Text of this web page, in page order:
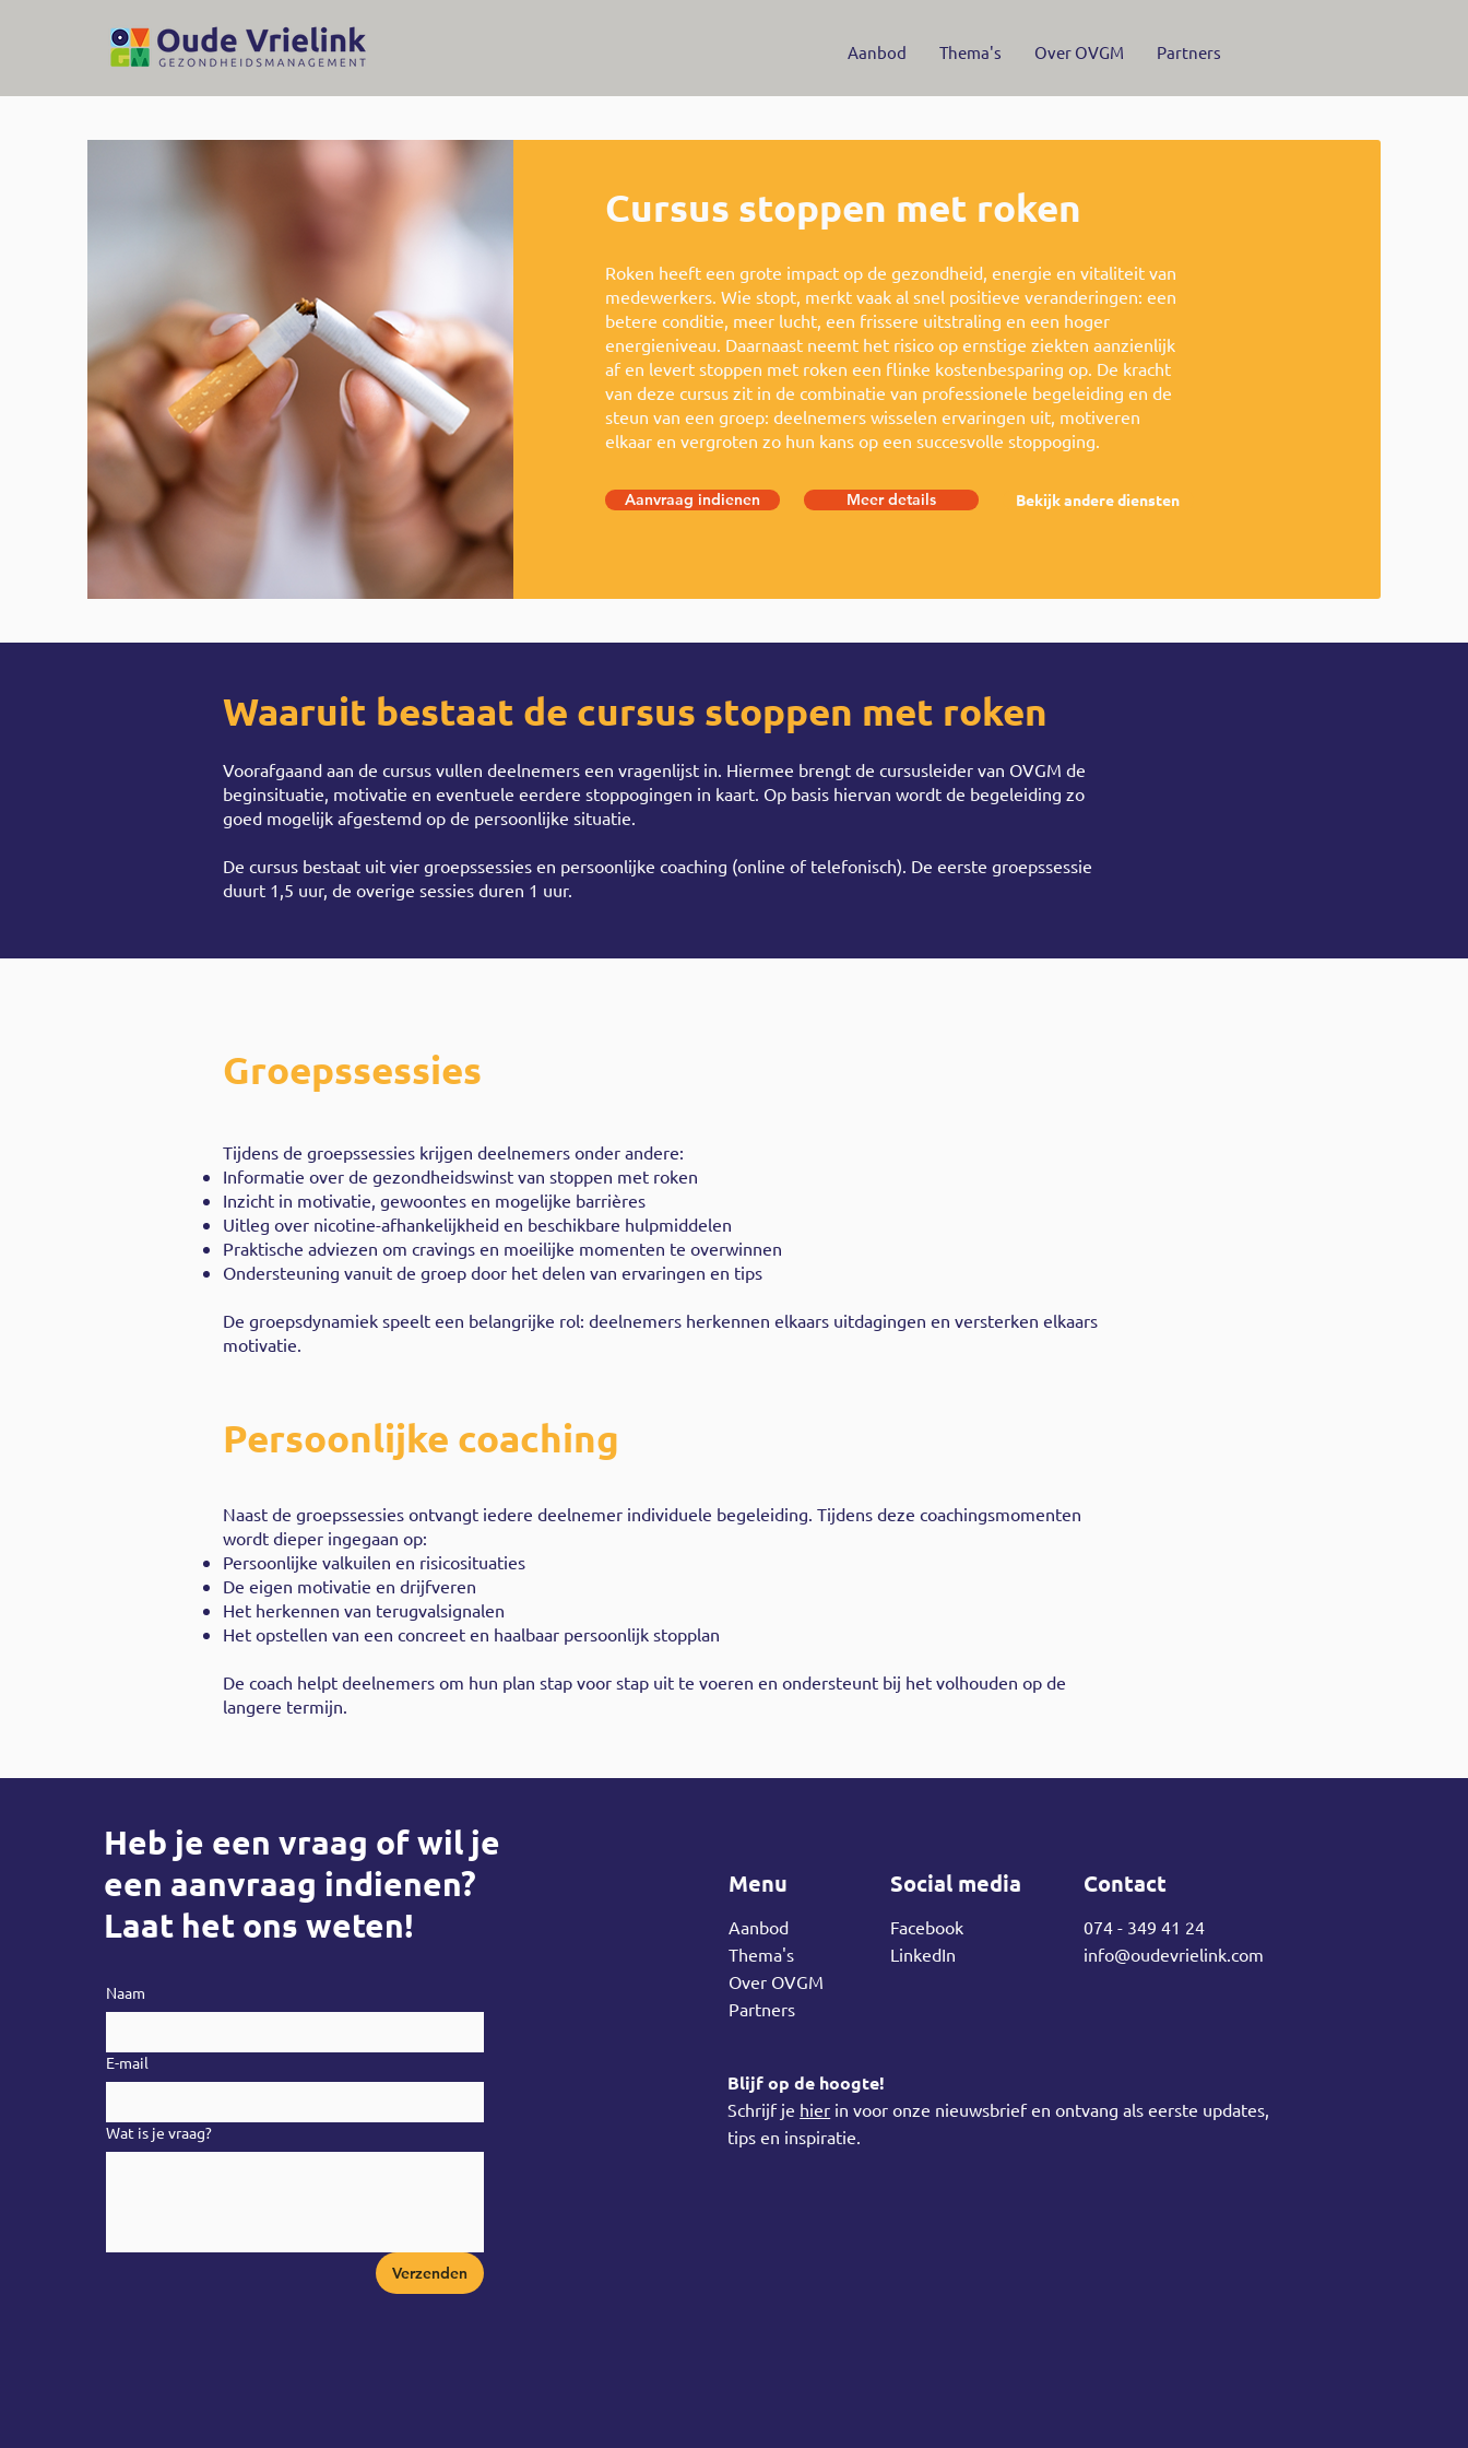
Aanbod Thema's Over OVGM Partners
Cursus stoppen met roken
Roken heeft een grote impact op de gezondheid, energie en vitaliteit van
medewerkers. Wie stopt, merkt vaak al snel positieve veranderingen: een
betere conditie, meer lucht, een frissere uitstraling en een hoger
energieniveau. Daarnaast neemt het risico op ernstige ziekten aanzienlijk
af en levert stoppen met roken een flinke kostenbesparing op. De kracht
van deze cursus zit in de combinatie van professionele begeleiding en de
steun van een groep: deelnemers wisselen ervaringen uit, motiveren
elkaar en vergroten zo hun kans op een succesvolle stoppoging.
Aanvraag indienen Meer details Bekijk andere diensten
Waaruit bestaat de cursus stoppen met roken
Voorafgaand aan de cursus vullen deelnemers een vragenlijst in. Hiermee brengt de cursusleider van OVGM de
beginsituatie, motivatie en eventuele eerdere stoppogingen in kaart. Op basis hiervan wordt de begeleiding zo
goed mogelijk afgestemd op de persoonlijke situatie.
De cursus bestaat uit vier groepssessies en persoonlijke coaching (online of telefonisch). De eerste groepssessie
duurt 1,5 uur, de overige sessies duren 1 uur.
Groepssessies
Tijdens de groepssessies krijgen deelnemers onder andere:
Informatie over de gezondheidswinst van stoppen met roken
Inzicht in motivatie, gewoontes en mogelijke barrières
Uitleg over nicotine-afhankelijkheid en beschikbare hulpmiddelen
Praktische adviezen om cravings en moeilijke momenten te overwinnen
Ondersteuning vanuit de groep door het delen van ervaringen en tips
De groepsdynamiek speelt een belangrijke rol: deelnemers herkennen elkaars uitdagingen en versterken elkaars
motivatie.
Persoonlijke coaching
Naast de groepssessies ontvangt iedere deelnemer individuele begeleiding. Tijdens deze coachingsmomenten
wordt dieper ingegaan op:
Persoonlijke valkuilen en risicosituaties
De eigen motivatie en drijfveren
Het herkennen van terugvalsignalen
Het opstellen van een concreet en haalbaar persoonlijk stopplan
De coach helpt deelnemers om hun plan stap voor stap uit te voeren en ondersteunt bij het volhouden op de
langere termijn.
Heb je een vraag of wil je
een aanvraag indienen?
Laat het ons weten!
Naam
E-mail
Wat is je vraag?
Verzenden
Menu
Aanbod
Thema's
Over OVGM
Partners
Social media
Facebook
LinkedIn
Contact
074 - 349 41 24
info@oudevrielink.com
Blijf op de hoogte!
Schrijf je hier in voor onze nieuwsbrief en ontvang als eerste updates,
tips en inspiratie.